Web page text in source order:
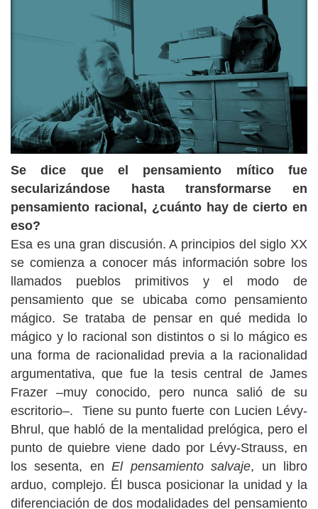
Se dice que el pensamiento mítico fue
secularizándose hasta transformarse en
pensamiento racional, ¿cuánto hay de cierto en
eso?
Esa es una gran discusión. A principios del siglo XX
se comienza a conocer más información sobre los
llamados pueblos primitivos y el modo de
pensamiento que se ubicaba como pensamiento
mágico. Se trataba de pensar en qué medida lo
mágico y lo racional son distintos o si lo mágico es
una forma de racionalidad previa a la racionalidad
argumentativa, que fue la tesis central de James
Frazer –muy conocido, pero nunca salió de su
escritorio–. Tiene su punto fuerte con Lucien Lévy-
Bhrul, que habló de la mentalidad prelógica, pero el
punto de quiebre viene dado por Lévy-Strauss, en
los sesenta, enEl pensamiento salvaje, un libro
arduo, complejo. Él busca posicionar la unidad y la
diferenciación de dos modalidades del pensamiento